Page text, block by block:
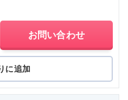
お問い合わせ
に追加